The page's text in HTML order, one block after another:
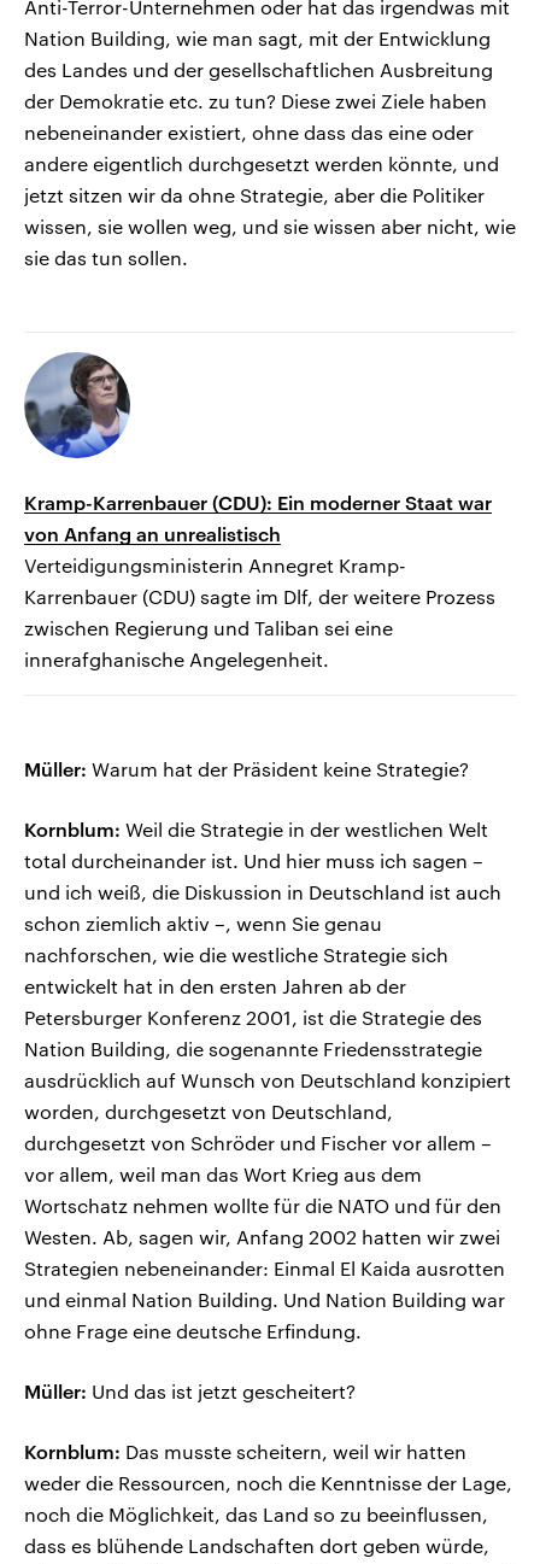
Anti-Terror-Unternehmen oder hat das irgendwas mit
Nation Building, wie man sagt, mit der Entwicklung
des Landes und der gesellschaftlichen Ausbreitung
der Demokratie etc. zu tun? Diese zwei Ziele haben
nebeneinander existiert, ohne dass das eine oder
andere eigentlich durchgesetzt werden könnte, und
jetzt sitzen wir da ohne Strategie, aber die Politiker
wissen, sie wollen weg, und sie wissen aber nicht, wie
sie das tun sollen.
Kramp-Karrenbauer (CDU): Ein moderner Staat war
von Anfang an unrealistisch
Verteidigungsministerin Annegret Kramp-
Karrenbauer (CDU) sagte im Dlf, der weitere Prozess
zwischen Regierung und Taliban sei eine
innerafghanische Angelegenheit.
Müller: Warum hat der Präsident keine Strategie?
Kornblum: Weil die Strategie in der westlichen Welt
total durcheinander ist. Und hier muss ich sagen –
und ich weiß, die Diskussion in Deutschland ist auch
schon ziemlich aktiv –, wenn Sie genau
nachforschen, wie die westliche Strategie sich
entwickelt hat in den ersten Jahren ab der
Petersburger Konferenz 2001, ist die Strategie des
Nation Building, die sogenannte Friedensstrategie
ausdrücklich auf Wunsch von Deutschland konzipiert
worden, durchgesetzt von Deutschland,
durchgesetzt von Schröder und Fischer vor allem –
vor allem, weil man das Wort Krieg aus dem
Wortschatz nehmen wollte für die NATO und für den
Westen. Ab, sagen wir, Anfang 2002 hatten wir zwei
Strategien nebeneinander: Einmal El Kaida ausrotten
und einmal Nation Building. Und Nation Building war
ohne Frage eine deutsche Erfindung.
Müller: Und das ist jetzt gescheitert?
Kornblum: Das musste scheitern, weil wir hatten
weder die Ressourcen, noch die Kenntnisse der Lage,
noch die Möglichkeit, das Land so zu beeinflussen,
dass es blühende Landschaften dort geben würde,